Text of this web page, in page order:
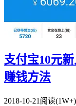
支付宝10元
赚钱方法
2018-10-21 阅读(1W+)